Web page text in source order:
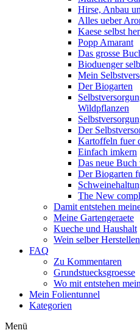
Hirse, Anbau
Alles ueber
Kaese selbst
Popp Amarant
Das grosse
Bioduenger
Mein
Der Biogarten
Wildpflanzen
Der
Kartoffeln fuer
Einfach imkern
Das neue
Der Biogarten
The New
Damit entstehen
Meine Gartengeraete
Kueche und Haushalt
Wein selber Herstellen
FAQ
Zu Kommentaren
Grundstuecksgroesse
Wo mit entstehen
Mein Folientunnel
Kategorien
Menü